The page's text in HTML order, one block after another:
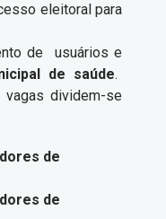
eleitoral para
de usuários e
de saúde.
dividem-se
de
de